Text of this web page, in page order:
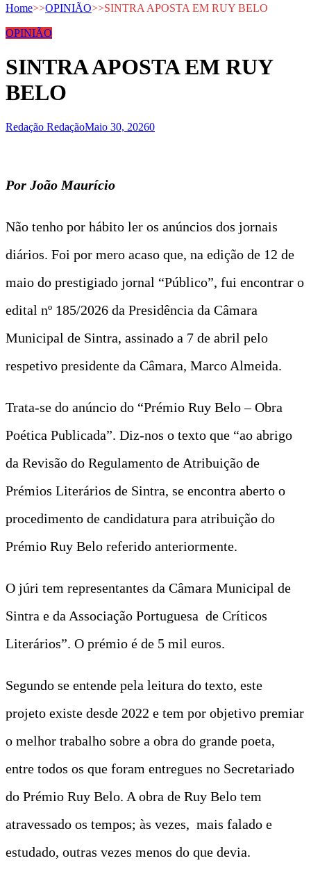
Home>>OPINIÃO>>SINTRA APOSTA EM RUY BELO
OPINIÃO
SINTRA APOSTA EM RUY
BELO
Redação RedaçãoMaio 30, 20260
Por João Maurício
Não tenho por hábito ler os anúncios dos jornais
diários. Foi por mero acaso que, na edição de 12 de
maio do prestigiado jornal “Público”, fui encontrar o
edital nº 185/2026 da Presidência da Câmara
Municipal de Sintra, assinado a 7 de abril pelo
respetivo presidente da Câmara, Marco Almeida.
Trata-se do anúncio do “Prémio Ruy Belo – Obra
Poética Publicada”. Diz-nos o texto que “ao abrigo
da Revisão do Regulamento de Atribuição de
Prémios Literários de Sintra, se encontra aberto o
procedimento de candidatura para atribuição do
Prémio Ruy Belo referido anteriormente.
O júri tem representantes da Câmara Municipal de
Sintra e da Associação Portuguesa de Críticos
Literários”. O prémio é de 5 mil euros.
Segundo se entende pela leitura do texto, este
projeto existe desde 2022 e tem por objetivo premiar
o melhor trabalho sobre a obra do grande poeta,
entre todos os que foram entregues no Secretariado
do Prémio Ruy Belo. A obra de Ruy Belo tem
atravessado os tempos; às vezes, mais falado e
estudado, outras vezes menos do que devia.